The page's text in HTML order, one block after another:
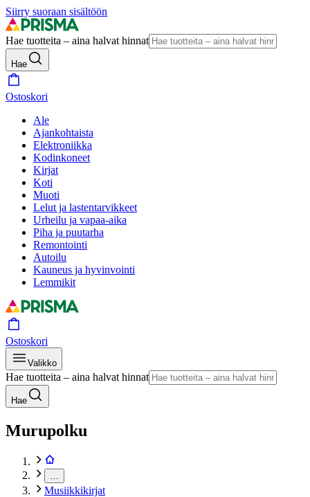
Siirry suoraan sisältöön
Hae tuotteita – aina halvat hinnat
Hae
Ostoskori
Ale
Ajankohtaista
Elektroniikka
Kodinkoneet
Kirjat
Koti
Muoti
Lelut ja lastentarvikkeet
Urheilu ja vapaa-aika
Piha ja puutarha
Remontointi
Autoilu
Kauneus ja hyvinvointi
Lemmikit
Ostoskori
Valikko
Hae tuotteita – aina halvat hinnat
Hae
Murupolku
Musiikkikirjat